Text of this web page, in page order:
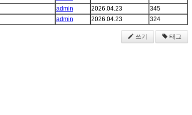
admin 2026.04.23
345
admin 2026.04.23 324
쓰기 태그